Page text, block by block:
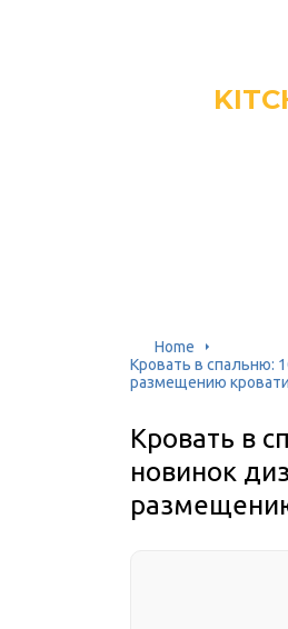
Home
Кровать в спальню:
размещению
Кровать в
новинок